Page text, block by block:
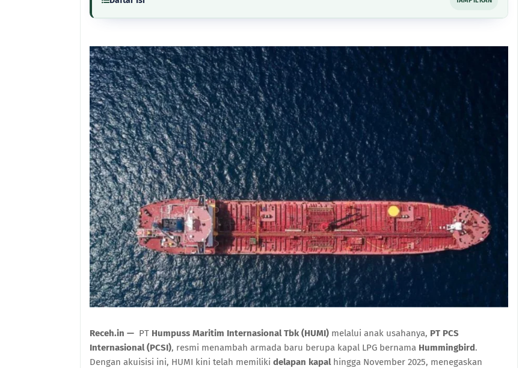
Receh.in — PT Humpuss Maritim Internasional Tbk (HUMI) melalui anak usahanya, PT PCS
Internasional (PCSI), resmi menambah armada baru berupa kapal LPG bernama Hummingbird.
Dengan akuisisi ini, HUMI kini telah memiliki delapan kapalhingga November 2025, menegaskan